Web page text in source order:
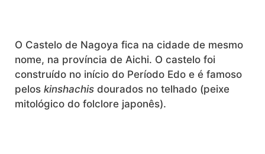
O Castelo de Nagoya fica na cidade de mesmo
nome, na província de Aichi. O castelo foi
construído no início do Período Edo e é famoso
pelos kinshachis dourados no telhado (peixe
mitológico do folclore japonês).